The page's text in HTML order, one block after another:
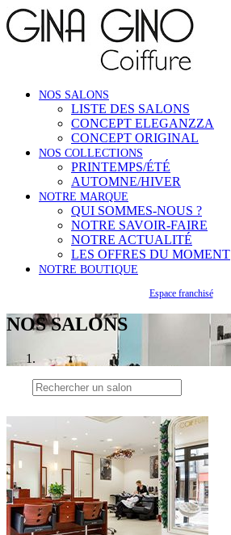
NOS SALONS
LISTE DES SALONS
CONCEPT ELEGANZZA
CONCEPT ORIGINAL
NOS COLLECTIONS
PRINTEMPS/ÉTÉ
AUTOMNE/HIVER
NOTRE MARQUE
QUI SOMMES-NOUS ?
NOTRE SAVOIR-FAIRE
NOTRE ACTUALITÉ
LES OFFRES DU MOMENT
NOTRE BOUTIQUE
Espace franchisé
NOS SALONS